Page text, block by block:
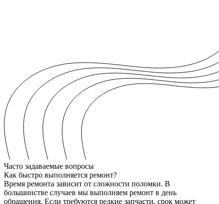
Часто задаваемые вопросы
Как быстро выполняется ремонт?
Время ремонта зависит от сложности поломки. В
большинстве случаев мы выполняем ремонт в день
обращения. Если требуются редкие запчасти, срок может